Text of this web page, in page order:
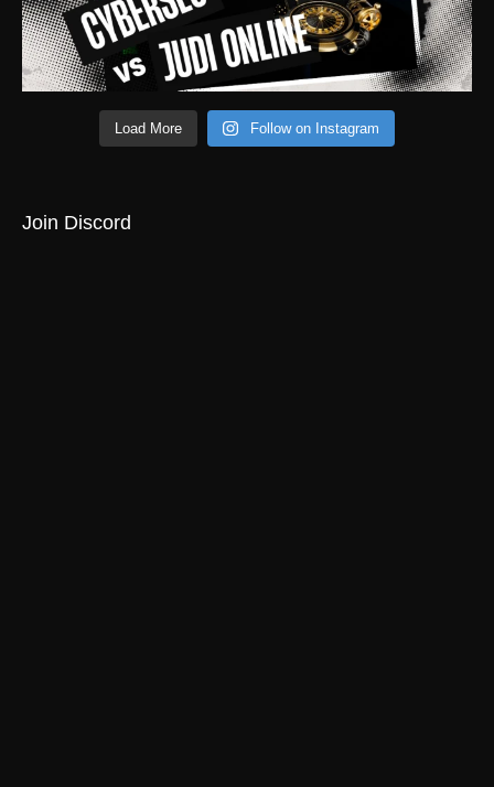
Load More Follow on Instagram
Join Discord